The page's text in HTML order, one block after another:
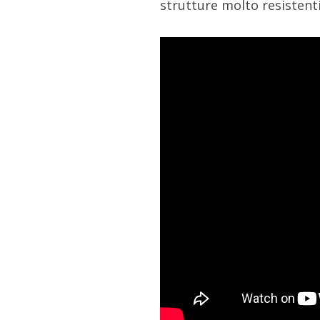
strutture molto